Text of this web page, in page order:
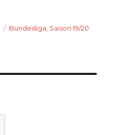
Kategorien
Bundesliga Saison 19/20